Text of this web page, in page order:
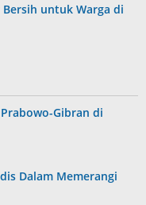
untuk Warga di
Gibran di
Dalam Memerangi